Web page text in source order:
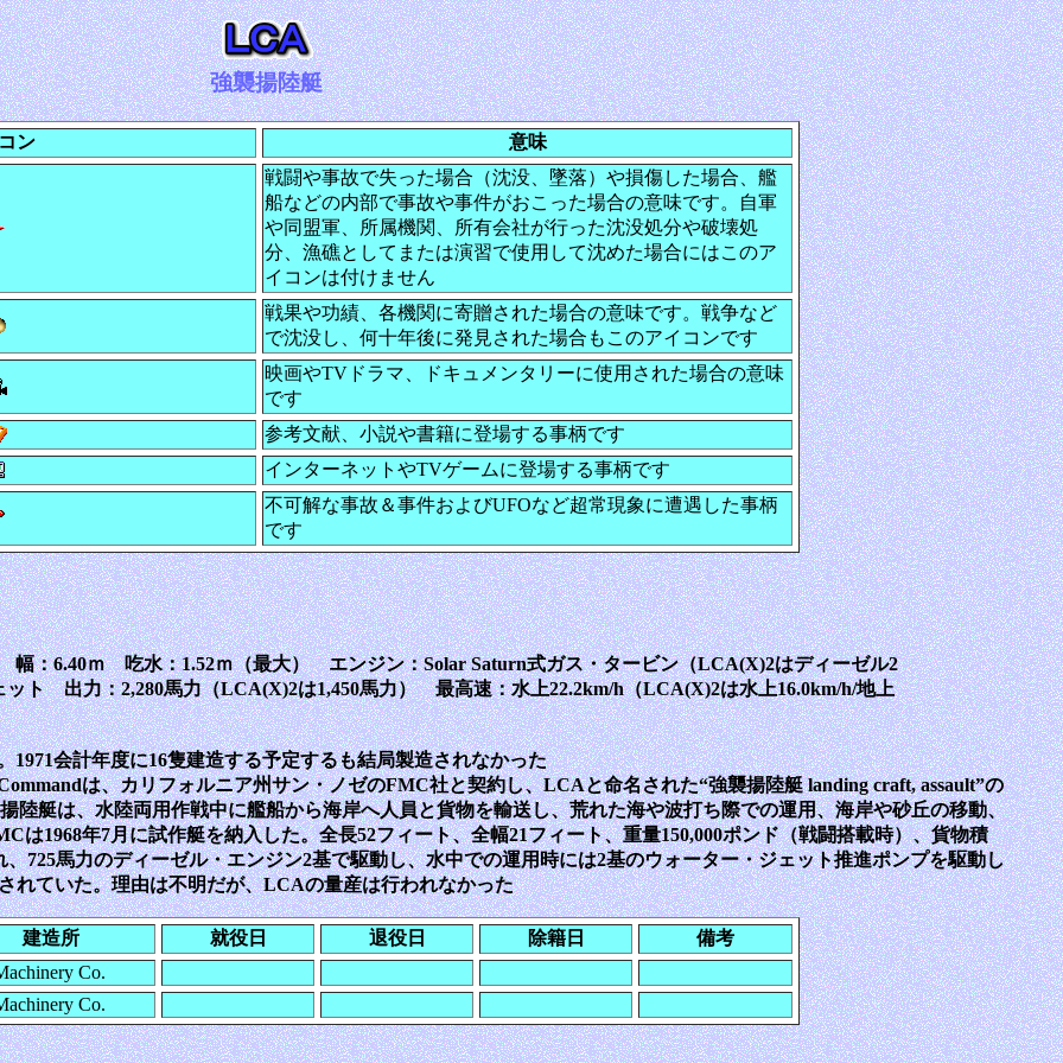
強襲揚陸艇
ン
意味
戦闘や事故で失った場合（沈没、墜落）や損傷した場合、艦
船などの内部で事故や事件がおこった場合の意味です。自軍
や同盟軍、所属機関、所有会社が行った沈没処分や破壊処
分、漁礁としてまたは演習で使用して沈めた場合にはこのア
イコンは付けません
戦果や功績、各機関に寄贈された場合の意味です。戦争など
で沈没し、何十年後に発見された場合もこのアイコンです
映画やTVドラマ、ドキュメンタリーに使用された場合の意味
です
参考文献、小説や書籍に登場する事柄です
インターネットやTVゲームに登場する事柄です
不可解な事故＆事件およびUFOなど超常現象に遭遇した事柄
です
：6.40ｍ 吃水：1.52ｍ（最大） エンジン：Solar Saturn式ガス・タービン（LCA(X)2はディーゼル2
ト 出力：2,280馬力（LCA(X)2は1,450馬力） 最高速：水上22.2km/h（LCA(X)2は水上16.0km/h/地上
1971会計年度に16隻建造する予定するも結局製造されなかった
は、カリフォルニア州サン・ノゼのFMC社と契約し、LCAと命名された“強襲揚陸艇 landing craft, assault”の
陸艇は、水陸両用作戦中に艦船から海岸へ人員と貨物を輸送し、荒れた海や波打ち際での運用、海岸や砂丘の移動、
は1968年7月に試作艇を納入した。全長52フィート、全幅21フィート、重量150,000ポンド（戦闘搭載時）、貨物積
725馬力のディーゼル・エンジン2基で駆動し、水中での運用時には2基のウォーター・ジェット推進ポンプを駆動し
れていた。理由は不明だが、LCAの量産は行われなかった
建造所 就役日 退役日 除籍日
備考
Co.
Co.